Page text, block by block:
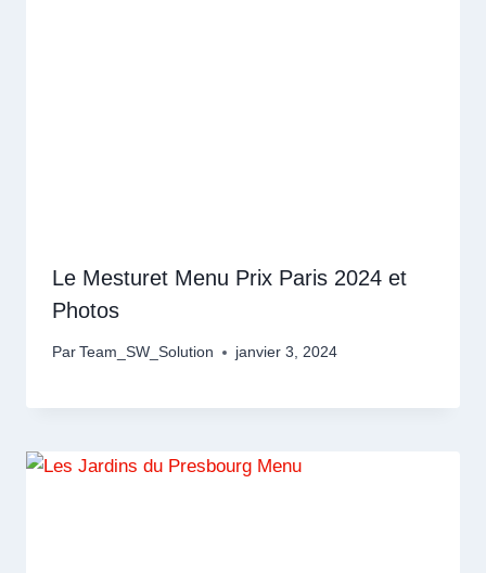
Le Mesturet Menu Prix Paris 2024 et
Photos
Par Team_SW_Solution janvier 3, 2024